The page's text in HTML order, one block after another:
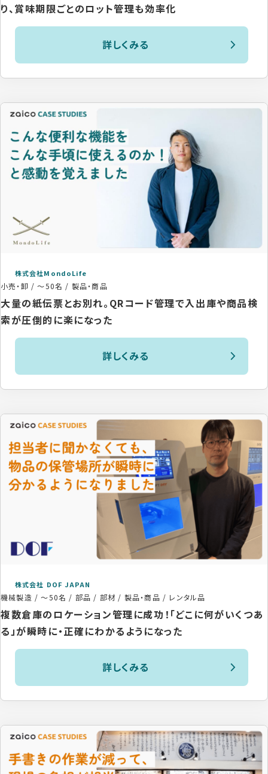
り、賞味期限ごとのロット管理も効率化
詳しくみる
株式会社MondoLife
小売・卸 /～50名 / 製品・商品
大量の紙伝票とお別れ。QRコード管理で入出庫や商品検
索が圧倒的に楽になった
詳しくみる
株式会社 DOF JAPAN
機械製造 /～50名 / 部品 / 部材 / 製品・商品 / レンタル品
複数倉庫のロケーション管理に成功！「どこに何がいくつあ
る」が瞬時に・正確にわかるようになった
詳しくみる